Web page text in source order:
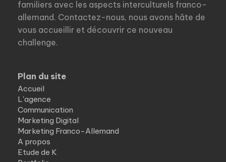
familiers avec les aspects interculturels franco-
allemand. Contactez-nous, nous avons hâte de
vous accueillir et découvrir ce nouveau
challenge.
Plan du site
Accueil
L'agence
Communication
Marketing Digital
Marketing Franco-Allemand
A propos
Etude de K